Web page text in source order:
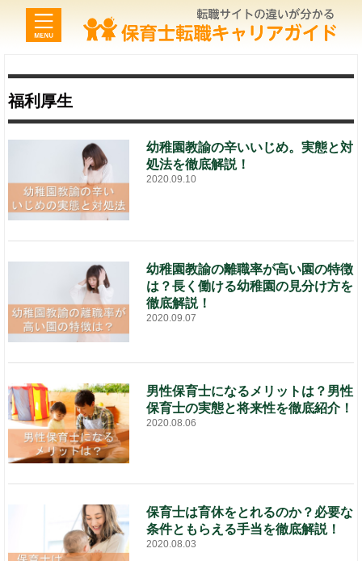
福利厚生
幼稚園教諭の辛いいじめ。実態と対
処法を徹底解説！
2020.09.10
幼稚園教諭の離職率が高い園の特徴
は？長く働ける幼稚園の見分け方を
徹底解説！
2020.09.07
男性保育士になるメリットは？男性
保育士の実態と将来性を徹底紹介！
2020.08.06
保育士は育休をとれるのか？必要な
条件ともらえる手当を徹底解説！
2020.08.03